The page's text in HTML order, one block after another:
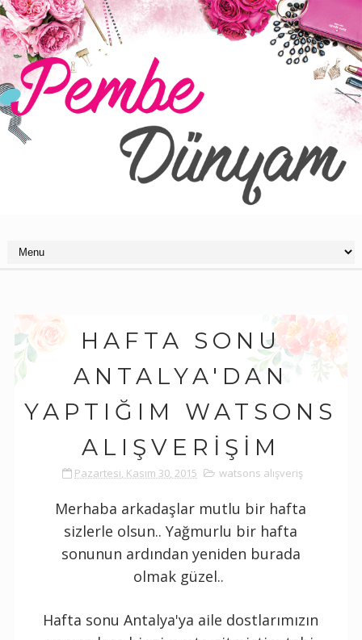
HAFTA SONU
ANTALYA'DAN
YAPTIĞIM WATSONS
ALIŞVERIŞIM
Pazartesi, Kasım 30, 2015 watsons alışveriş
Merhaba arkadaşlar mutlu bir hafta
sizlerle olsun.. Yağmurlu bir hafta
sonunun ardından yeniden burada
olmak güzel..
Hafta sonu Antalya'ya aile dostlarımızın